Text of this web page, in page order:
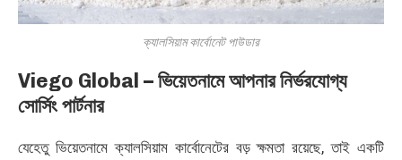
ক্যালসিয়াম কার্বোনেট পাউডার
Viego Global – ভিয়েতনামে আপনার নির্ভরযোগ্য
সোর্সিং পার্টনার
যেহেতু ভিয়েতনামে ক্যালসিয়াম কার্বোনেটের বড় ক্ষমতা রয়েছে, তাই একটি